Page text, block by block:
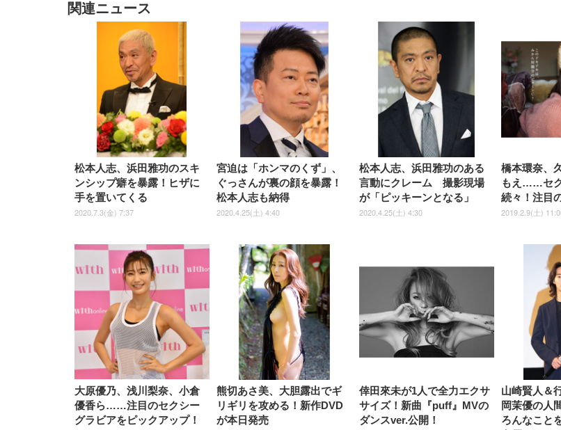
[EdoErgo] オフィスチェア 椅
子 テレワーク 疲れない 跳ね
上げ式アームレスト コンパク
ト 約105度ロッキング pc 事務
椅子 360度回転 座面昇降 強化
ナイロン樹脂ベース 通気性メ
ッシュ 在宅ワーク H-
WY01(黒網+黒枠+黒足)
SIHOO B100 オフィスチェア
／デスクチェア メッシュチェ
ア 人間工学 疲れない ブラッ
Sezlife オフィスチェア デスク
チェア 疲れない テレワーク
チェア 強化バックレスト 30
度ロッキング機能 人間工学 椅
子 腰サポート 90度跳ね上げ
式アームレスト 3Dヘッドレス
ト ハンガー付き 高反発クッシ
ョン PCチェア 通気性メッシ
ュ ゲーミング/勉強/事務用 お
しゃれ パソコンチェア (ブラ
ック)
￥7,680
Sezlife オフィスチェア デスク
チェア 疲れない テレワーク
チェア 強化バックレスト 30度
ロッキング機能 人間工学 椅子
腰サポート 90度跳ね上げ式ア
ームレスト 3Dヘッドレスト
ハンガー付き 高反発クッショ
ン PCチェア 通気性メッシュ
ゲーミング/勉強/事務用 おし
ゃれ パソコンチェア (ホワイ
ト)
￥7,680
ッ
ポ
ス
転
ク
84
宅
ムモニター | FlexScan
EV3240X-WT | 31.5型4K
UHD・USB Type-C・ホワイ
￥105,595
EIZO ビジネス向けプレミア
ムモニター | FlexScan
EV2740X-WT | 27.0型4K
UHD・USB Type-C・ホワイ
【純正品】27"ゲーミングモ
ニター DualSense 充電フッ
ク付き（CFI-ZDM1J）
￥49,979
【整備済み品】Dell
E2724HS 27インチ 液晶モ
ニター フル
HD（1920×1080）VA 非光
沢 HDMI/DisplayPort/VGA
スピーカー内蔵 高さ調整 ス
イベル VESA対応
ComfortView ビジネス向け
￥15,800
Gaming
ーミング
1ms FHD
年保証 | 輝
￥34,980
Amazonベーシック ペットシ
ーツ 薄型 レギュラー 1回使い
捨て 無香料 ホワイト 300枚
Amazonベーシック ペットシ
ーツ 厚型 ワイド 42枚x2袋(84
枚) ホワイト(吸収面:ライトブ
ネオ・ルーライフ ネオ・オム
ツ L 中型犬用 26枚入り 単品
￥1,800
Smart Basic(スマートベーシ
ック) 【Amazon.co.jp限定】
Smart Basic アイリスオーヤマ
ペットシーツ 超厚型 お徳用
ワイド 100枚入 (x 1) (ケース
販売)
￥3,670
ュ
【
関連ニュース
松本人志、浜田雅功のスキ
ンシップ癖を暴露！ヒザに
手を置いてくる
2020.7.3(金) 7:37
宮迫は「ホンマのくず」、
ぐっさんが裏の顔を暴露！
松本人志も納得
2020.4.25(土) 4:40
松本人志、浜田雅功のある
言動にクレーム 撮影現場
が「ピッキーンとなる」
2020.4.25(土) 4:30
橋本環奈、
もえ……セ
続々！注目
2019.2.9(土)
大原優乃、浅川梨奈、小倉
優香ら……注目のセクシー
グラビアをピックアップ！
熊切あさ美、大胆露出でギ
リギリを攻める！新作DVD
が本日発売
倖田來未が1人で全力エクサ
サイズ！新曲『puff』MVの
ダンスver.公開！
山崎賢人＆
岡茉優の人
ろんなこと